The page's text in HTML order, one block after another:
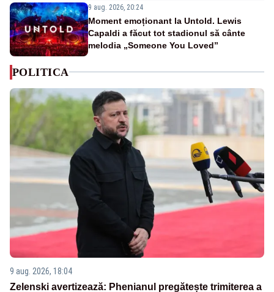
9 aug. 2026, 20:24
Moment emoționant la Untold. Lewis
Capaldi a făcut tot stadionul să cânte
melodia „Someone You Loved”
POLITICA
9 aug. 2026, 18:04
Zelenski avertizează: Phenianul pregătește trimiterea a